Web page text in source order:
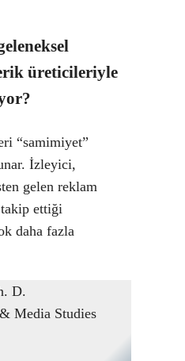
üreticileriyle
“samimiyet”
İzleyici,
gelen reklam
ettiği
daha fazla
D.
Media Studies